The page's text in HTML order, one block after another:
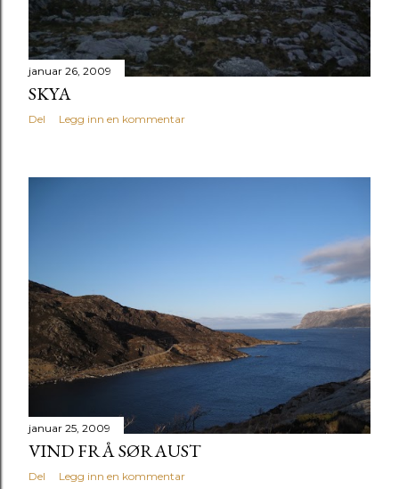
januar 26, 2009
SKYA
Del Legg inn en kommentar
januar 25, 2009
VIND FRÅ SØRAUST
Del Legg inn en kommentar